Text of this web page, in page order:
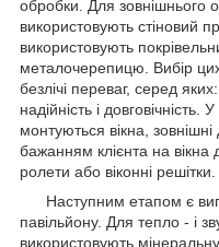
обробки. Для зовнішнього
використовують стіновий
використовують
металочерепицю. Вибір
безлічі переваг, серед
надійність і довговічність.
монтуються вікна, зовнішні
бажанням клієнта на
ролети або віконні решітки.
Наступним етапом є
павільйону. Для тепло - і
використовують